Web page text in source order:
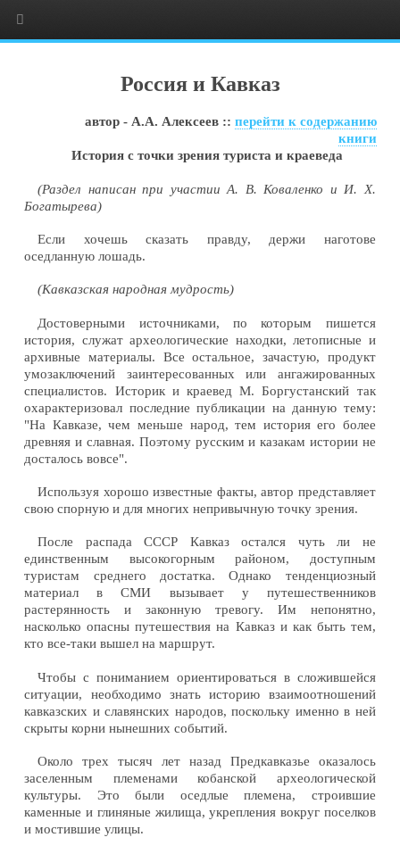
Россия и Кавказ
автор - А.А. Алексеев :: перейти к содержанию
книги
История с точки зрения туриста и краеведа
(Раздел написан при участии А. В. Коваленко и И. X.
Богатырева)
Если хочешь сказать правду, держи наготове
оседланную лошадь.
(Кавказская народная мудрость)
Достоверными источниками, по которым пишется
история, служат археологические находки, летописные и
архивные материалы. Все остальное, зачастую, продукт
умозаключений заинтересованных или ангажированных
специалистов. Историк и краевед М. Боргустанский так
охарактеризовал последние публикации на данную тему:
"На Кавказе, чем меньше народ, тем история его более
древняя и славная. Поэтому русским и казакам истории не
досталось вовсе".
Используя хорошо известные факты, автор представляет
свою спорную и для многих непривычную точку зрения.
После распада СССР Кавказ остался чуть ли не
единственным высокогорным районом, доступным
туристам среднего достатка. Однако тенденциозный
материал в СМИ вызывает у путешественников
растерянность и законную тревогу. Им непонятно,
насколько опасны путешествия на Кавказ и как быть тем,
кто все-таки вышел на маршрут.
Чтобы с пониманием ориентироваться в сложившейся
ситуации, необходимо знать историю взаимоотношений
кавказских и славянских народов, поскольку именно в ней
скрыты корни нынешних событий.
Около трех тысяч лет назад Предкавказье оказалось
заселенным племенами кобанской археологической
культуры. Это были оседлые племена, строившие
каменные и глиняные жилища, укрепления вокруг поселков
и мостившие улицы.